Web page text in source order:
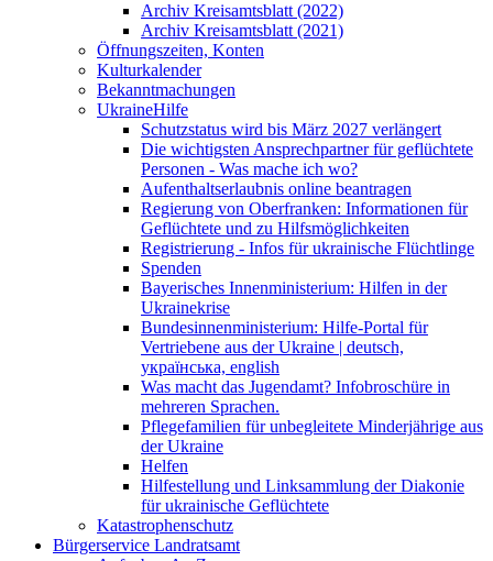
Archiv Kreisamtsblatt (2022)
Archiv Kreisamtsblatt (2021)
Öffnungszeiten, Konten
Kulturkalender
Bekanntmachungen
UkraineHilfe
Schutzstatus wird bis März 2027 verlängert
Die wichtigsten Ansprechpartner für geflüchtete
Personen - Was mache ich wo?
Aufenthaltserlaubnis online beantragen
Regierung von Oberfranken: Informationen für
Geflüchtete und zu Hilfsmöglichkeiten
Registrierung - Infos für ukrainische Flüchtlinge
Spenden
Bayerisches Innenministerium: Hilfen in der
Ukrainekrise
Bundesinnenministerium: Hilfe-Portal für
Vertriebene aus der Ukraine | deutsch,
українська, english
Was macht das Jugendamt? Infobroschüre in
mehreren Sprachen.
Pflegefamilien für unbegleitete Minderjährige aus
der Ukraine
Helfen
Hilfestellung und Linksammlung der Diakonie
für ukrainische Geflüchtete
Katastrophenschutz
Bürgerservice Landratsamt